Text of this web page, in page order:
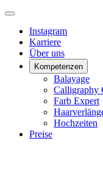
Instagram
Karriere
Über uns
Kompetenzen
Balayage
Calligraphy
Farb Expert
Hochzeiten
Preise